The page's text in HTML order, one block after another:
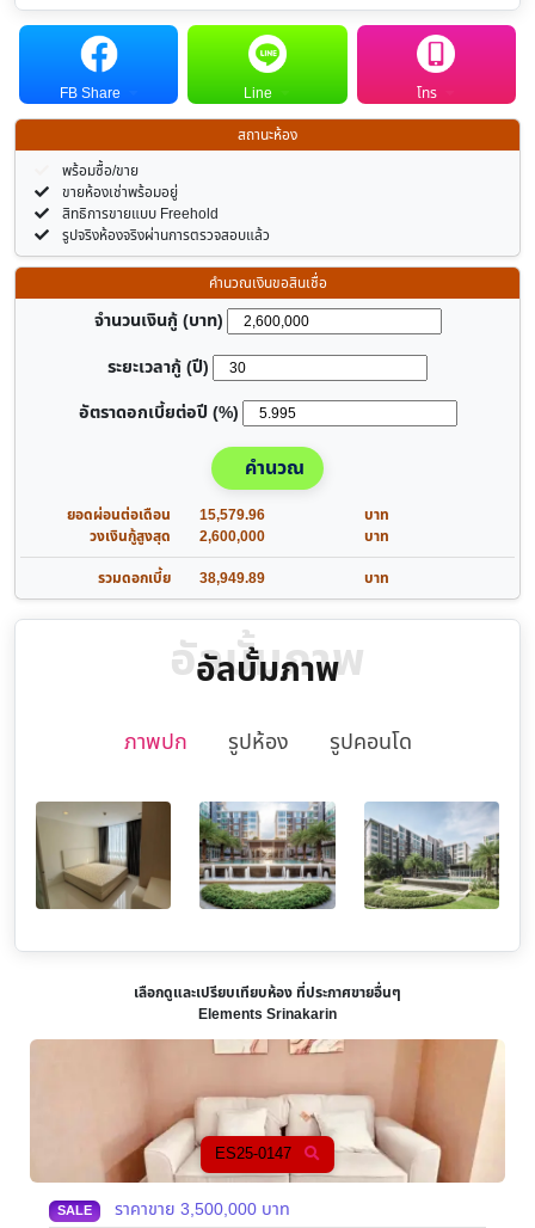
FB Share Line
โทร
สถานะห้อง
พร้อมซื้อ/ขาย
ขายห้องเช่าพร้อมอยู่
สิทธิการขายแบบ Freehold
รูปจริงห้องจริงผ่านการตรวจสอบแล้ว
คำนวณเงินขอสินเชื่อ
จำนวนเงินกู้ (บาท)
ระยะเวลากู้ (ปี)
อัตราดอกเบี้ยต่อปี (%)
คำนวณ
ยอดผ่อนต่อเดือน 15,579.96
บาท
วงเงินกู้สูงสุด
2,600,000
บาท
รวมดอกเบี้ย
38,949.89 บาท
อัลบั้มภาพ
อัลบั้มภาพ
ภาพปก รูปห้อง รูปคอนโด
เลือกดูและเปรียบเทียบห้อง ที่ประกาศขายอื่นๆ
Elements Srinakarin
ES25-0053
SALE ราคาขาย2,976,000 บาท